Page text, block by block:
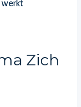
werkt
Zich